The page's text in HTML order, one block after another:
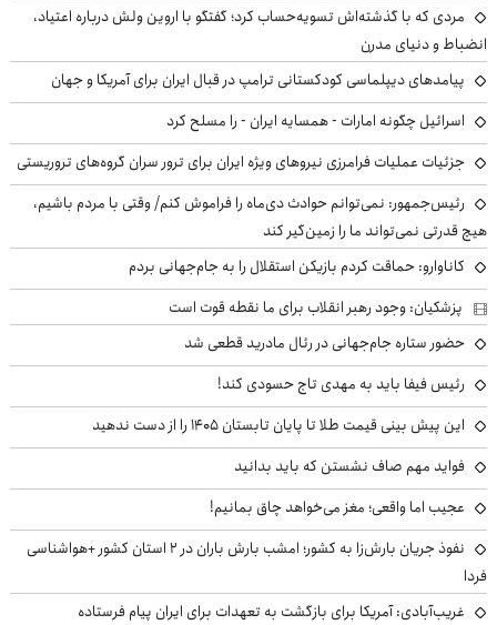
مردی که با گذشته‌اش تسویه‌حساب کرد؛ گفتگو با اروین ولش درباره اعتیاد،
انضباط و دنیای مدرن
پیامدهای دیپلماسی کودکستانی ترامپ در قبال ایران برای آمریکا و جهان
اسرائیل چگونه امارات - همسایه ایران - را مسلح کرد
جزئیات عملیات فرامرزی نیروهای ویژه ایران برای ترور سران گروه‌های تروریستی
رئیس‌جمهور: نمی‌توانم حوادث دی‌ماه را فراموش کنم/ وقتی با مردم باشیم،
هیچ قدرتی نمی‌تواند ما را زمین‌گیر کند
کاناوارو: حماقت کردم بازیکن استقلال را به جام‌جهانی بردم
پزشکیان: وجود رهبر انقلاب برای ما نقطه قوت است
حضور ستاره جام‌جهانی در رئال مادرید قطعی شد
رئیس فیفا باید به مهدی تاج حسودی کند!
این پیش بینی قیمت طلا تا پایان تابستان ۱۴۰۵ را از دست ندهید
فواید مهم صاف نشستن که باید بدانید
عجیب اما واقعی؛ مغز می‌خواهد چاق بمانیم!
نفوذ جریان بارش‌زا به کشور؛ امشب بارش باران در ۲ استان کشور +هواشناسی
فردا
غریب‌آبادی: آمریکا برای بازگشت به تعهدات برای ایران پیام فرستاده